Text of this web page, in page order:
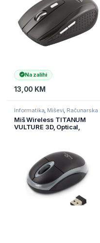
Na zalihi
13,00 KM
Informatika Miševi Računarska
Miš Wireless TITANUM
VULTURE 3D, Optical,